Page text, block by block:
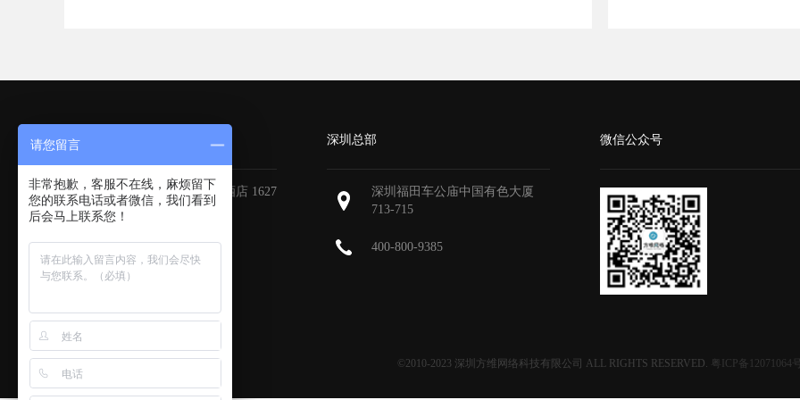
广州分部
广州天河区地中海国际酒店 1627
深圳总部
深圳福田车公庙中国有色大厦
713-715
400-800-9385
微信公众号
©2010-2023 深圳方维网络科技有限公司 ALL RIGHTS RESERVED. 粤ICP备12071064
请您留言
非常抱歉，客服不在线，麻烦留下
您的联系电话或者微信，我们看到
后会马上联系您！